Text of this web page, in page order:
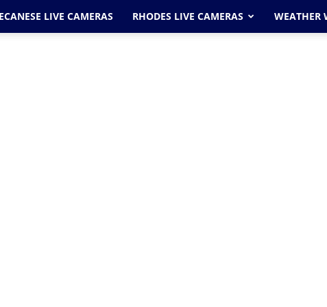
LIVE CAMERAS RHODES LIVE CAMERAS WEATHER